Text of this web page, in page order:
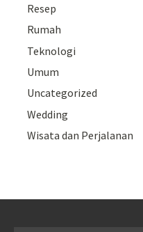
Resep
Rumah
Teknologi
Umum
Uncategorized
Wedding
Wisata dan Perjalanan